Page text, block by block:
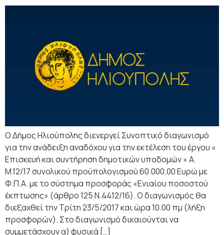
Ο Δήμος Ηλιούπολης διενεργεί Συνοπτικό διαγωνισμό
για την ανάδειξη αναδόχου για την εκτέλεση του έργου «
Επισκευή και συντήρηση δημοτικών υποδομών » Α.
Μ.12/17 συνολικού προϋπολογισμού 60.000,00 Ευρώ με
Φ.Π.Α. με το σύστημα προσφοράς «Ενιαίου ποσοστού
έκπτωσης» (άρθρο 125 Ν.4412/16). Ο διαγωνισμός θα
διεξαχθεί την Τρίτη 23/5/2017 και ώρα 10.00 πμ (λήξη
προσφορών). Στο διαγωνισμό δικαιούνται να
συμμετάσχουν α) φυσικά […]